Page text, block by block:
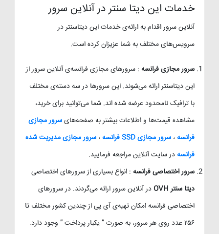
خدمات این دیتا سنتر در آنلاین سرور
آنلاین سرور اقدام به ارائه‌ی خدمات این دیتاسنتر در
سرویس‌های مختلف به شما عزیزان کرده است.
سرور مجازی فرانسه : سرورهای مجازی فرانسه‌ی آنلاین سرور از
این دیتاسنتر ارائه می‌شوند. این سرورها در سه دسته‌ی مختلف
با ترافیک نامحدود عرضه شده اند. شما می‌توانید برای خرید،
مشاهده قیمت‌ها و اطلاعات بیشتر به صفحه‌هایسرور مجازی
فرانسه ، سرور مجازی SSD فرانسه ، سرور مجازی مدیریت شده
فرانسه در سایت آنلاین مراجعه فرمایید.
سرور اختصاصی فرانسه : انواع بسیاری از سرورهای اختصاصی
دیتا سنتر OVH
در آنلاین سرور ارائه می‌گردند. در سرورهای
اختصاصی فرانسه امکان تهیه‌ی آی پی از چندین کشور مختلف تا
۲۵۶ عدد روی هر سرور، به صورت ” یکبار پرداخت ” وجود دارد.